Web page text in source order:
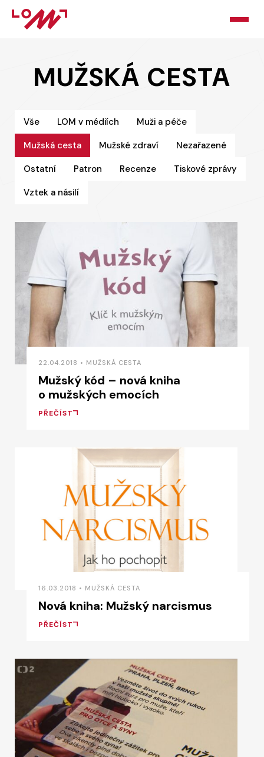
HOME
KURZY
PORADNA
PODPOŘTE NÁS
KONTAKT
MUŽSKÁ CESTA
Vše LOM v médiích
Muži a péče
Mužská cesta
Mužské zdraví
Nezařazené
Ostatní
Patron Recenze
Tiskové zprávy
Vztek a násilí
22.04.2018 • MUŽSKÁ CESTA
Mužský kód – nová kniha
o mužských emocích
PŘEČÍST
16.03.2018 • MUŽSKÁ CESTA
Nová kniha: Mužský narcismus
PŘEČÍST